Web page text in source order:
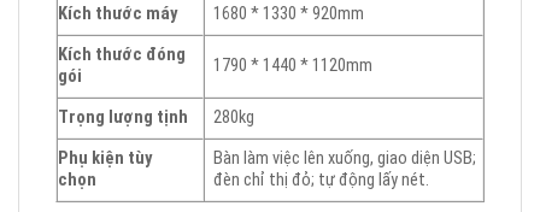
Kích thước máy
1680 * 1330 * 920mm
Kích thước đóng
gói
1790 * 1440 * 1120mm
Trọng lượng tịnh
280kg
Phụ kiện tùy
chọn
Bàn làm việc lên xuống, giao diện USB;
đèn chỉ thị đỏ; tự động lấy nét.